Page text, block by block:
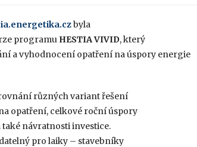
byla
programu HESTIA VIVID, který
a vyhodnocení opatření na úspory energie
různých variant řešení
opatření, celkové roční úspory
návratnosti investice.
pro laiky – stavebníky